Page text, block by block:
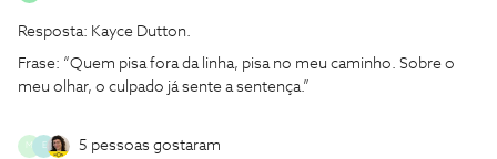
Resposta: Kayce Dutton.
Frase: “Quem pisa fora da linha, pisa no meu caminho. Sobre o
meu olhar, o culpado já sente a sentença.”
M E 5 pessoas gostaram